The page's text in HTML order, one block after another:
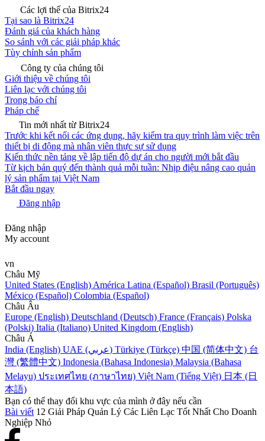
Các lợi thế của Bitrix24
Tại sao là Bitrix24
Đánh giá của khách hàng
So sánh với các giải pháp khác
Tùy chỉnh sản phẩm
Công ty của chúng tôi
Giới thiệu về chúng tôi
Liên lạc với chúng tôi
Trong báo chí
Pháp chế
Tin mới nhất từ Bitrix24
Trước khi kết nối các ứng dụng, hãy kiểm tra quy trình làm việc trên
thiết bị di động mà nhân viên thực sự sử dụng
Kiến thức nền tảng về lập tiến độ dự án cho người mới bắt đầu
Từ kịch bản quý đến thành quả mỗi tuần: Nhịp điệu nâng cao quản
lý sản phẩm tại Việt Nam
Bắt đầu ngay
Đăng nhập
Đăng nhập
My account
vn
Châu Mỹ
United States (English) América Latina (Español) Brasil (Português)
México (Español) Colombia (Español)
Châu Âu
Europe (English) Deutschland (Deutsch) France (Français) Polska
(Polski) Italia (Italiano) United Kingdom (English)
Châu Á
India (English)
UAE (عربي) Türkiye (Türkçe) 中国 (简体中文) 台
灣 (繁體中文) Indonesia (Bahasa Indonesia) Malaysia (Bahasa
Melayu) ประเทศไทย (ภาษาไทย) Việt Nam (Tiếng Việt) 日本 (日
本語)
Bạn có thể thay đổi khu vực của mình ở đây nếu cần
Bài viết 12 Giải Pháp Quản Lý Các Liên Lạc Tốt Nhất Cho Doanh
Nghiệp Nhỏ